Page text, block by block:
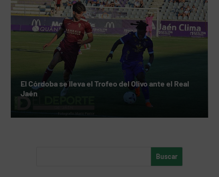
El Córdoba se lleva el Trofeo del Olivo ante el Real
Jaén